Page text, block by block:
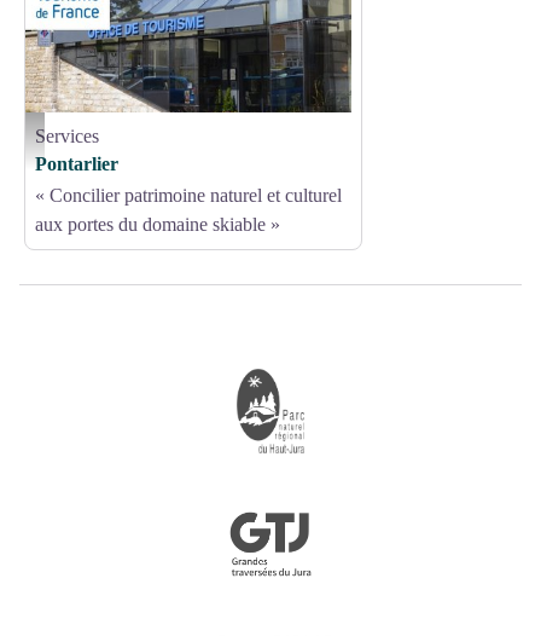
Office de tourisme Pontarlier - OT Pontarlier
Services
Pontarlier
« Concilier patrimoine naturel et culturel
aux portes du domaine skiable »